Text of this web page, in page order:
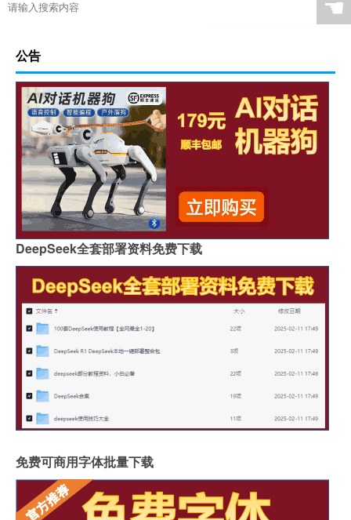
☚
公告
DeepSeek全套部署资料免费下载
免费可商用字体批量下载